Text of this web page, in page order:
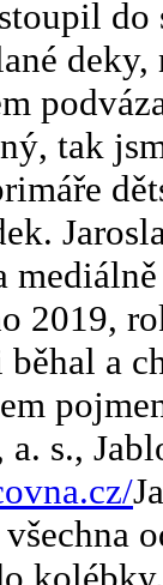
do
tak
2019,
běhal a
s.,